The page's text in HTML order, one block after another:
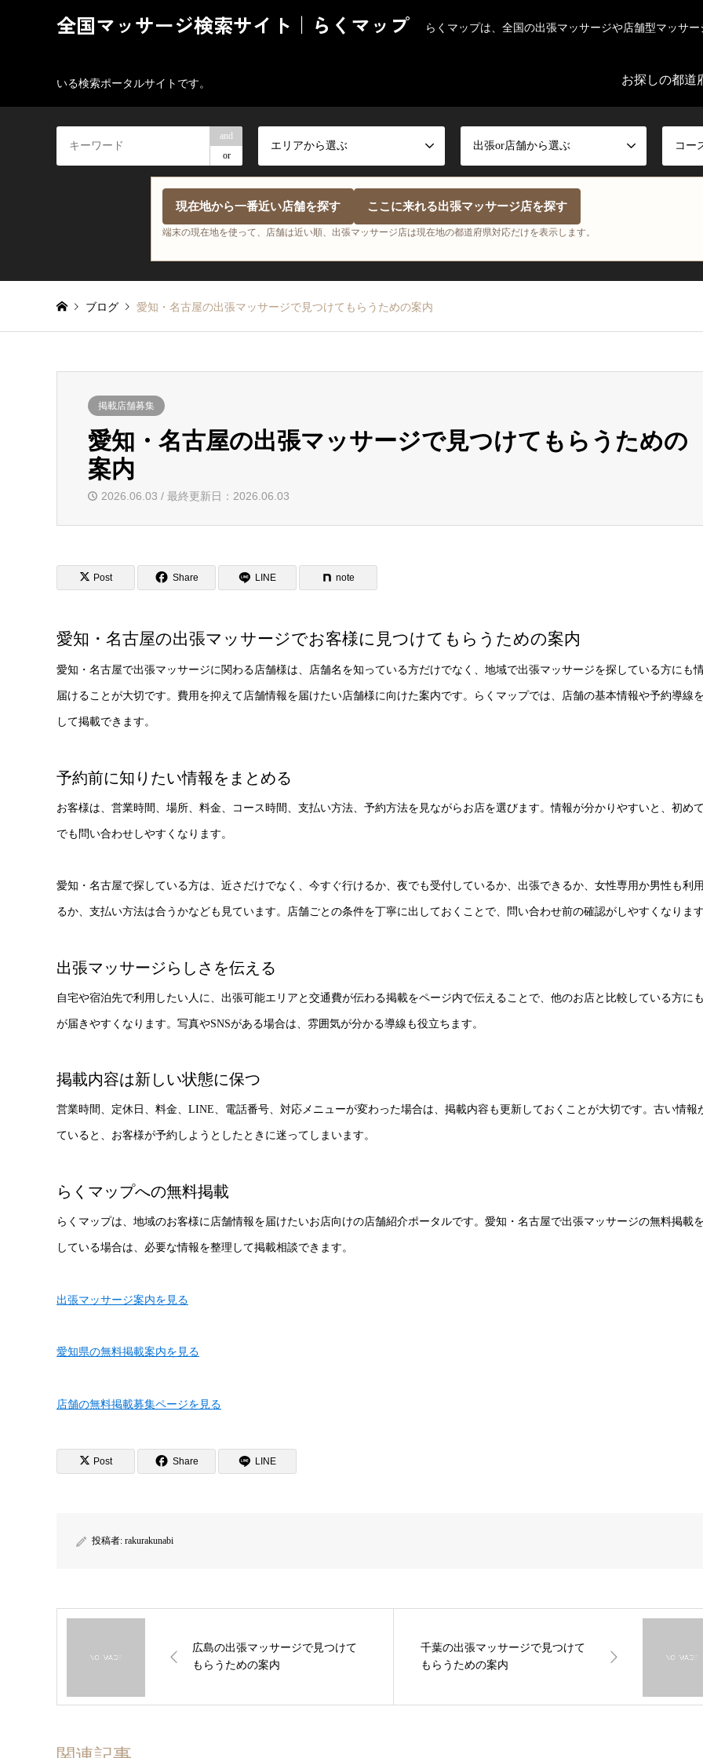
全国マッサージ検索サイト｜らくマップ らくマップは、全国の出張マッサージや店舗型マッサ
いる検索ポータルサイトです。 お探しの都道
and
or
エリアから選ぶ 出張or店舗から選ぶ コー
現在地から一番近い店舗を探す ここに来れる出張マッサージ店を探す
端末の現在地を使って、店舗は近い順、出張マッサージ店は現在地の都道府県対応だけを表示します。
ブログ 愛知・名古屋の出張マッサージで見つけてもらうための案内
掲載店舗募集
愛知・名古屋の出張マッサージで見つけてもらうための
案内
2026.06.03 / 最終更新日：2026.06.03
Post Share LINE note
愛知・名古屋の出張マッサージでお客様に見つけてもらうための案内
愛知・名古屋で出張マッサージに関わる店舗様は、店舗名を知っている方だけでなく、地域で出張マッサージを探している方にも
届けることが大切です。費用を抑えて店舗情報を届けたい店舗様に向けた案内です。らくマップでは、店舗の基本情報や予約導線
して掲載できます。
予約前に知りたい情報をまとめる
お客様は、営業時間、場所、料金、コース時間、支払い方法、予約方法を見ながらお店を選びます。情報が分かりやすいと、初め
でも問い合わせしやすくなります。
愛知・名古屋で探している方は、近さだけでなく、今すぐ行けるか、夜でも受付しているか、出張できるか、女性専用か男性も利
るか、支払い方法は合うかなども見ています。店舗ごとの条件を丁寧に出しておくことで、問い合わせ前の確認がしやすくなります
出張マッサージらしさを伝える
自宅や宿泊先で利用したい人に、出張可能エリアと交通費が伝わる掲載をページ内で伝えることで、他のお店と比較している方に
が届きやすくなります。写真やSNSがある場合は、雰囲気が分かる導線も役立ちます。
掲載内容は新しい状態に保つ
営業時間、定休日、料金、LINE、電話番号、対応メニューが変わった場合は、掲載内容も更新しておくことが大切です。古い情報
ていると、お客様が予約しようとしたときに迷ってしまいます。
らくマップへの無料掲載
らくマップは、地域のお客様に店舗情報を届けたいお店向けの店舗紹介ポータルです。愛知・名古屋で出張マッサージの無料掲載
している場合は、必要な情報を整理して掲載相談できます。
出張マッサージ案内を見る
愛知県の無料掲載案内を見る
店舗の無料掲載募集ページを見る
Post Share LINE
投稿者: rakurakunabi
広島の出張マッサージで見つけて
もらうための案内
千葉の出張マッサージで見つけて
もらうための案内